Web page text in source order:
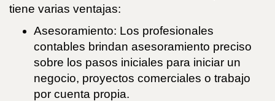
tiene varias ventajas:
Asesoramiento: Los profesionales
contables brindan asesoramiento preciso
sobre los pasos iniciales para iniciar un
negocio, proyectos comerciales o trabajo
por cuenta propia.